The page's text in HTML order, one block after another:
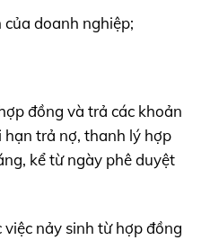
doanh nghiệp;
đồng và trả các khoản
trả nợ, thanh lý hợp
kể từ ngày phê duyệt
nảy sinh từ hợp đồng